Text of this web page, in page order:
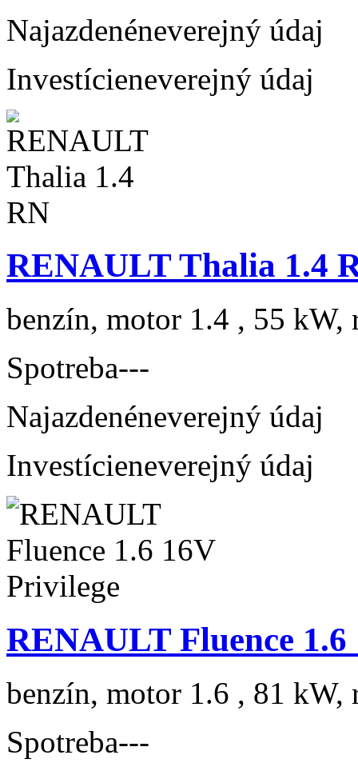
Najazdenéneverejný údaj
Investícieneverejný údaj
RENAULT Thalia 1.4
benzín, motor 1.4 , 55 kW,
Spotreba---
Najazdenéneverejný údaj
Investícieneverejný údaj
RENAULT Fluence
benzín, motor 1.6 , 81 kW,
Spotreba---